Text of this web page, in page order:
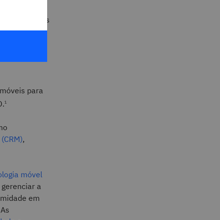
dispositivos
dos
livre,
dos
para
1
,
móvel
a
em